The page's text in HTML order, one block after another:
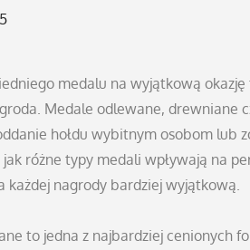
medalu na wyjątkową
Medale odlewane, drewniane
hołdu wybitnym osobom
jak różne typy medali wpływają na
każdej nagrody bardziej wyjątkową.
to jedna z najbardziej cenionych